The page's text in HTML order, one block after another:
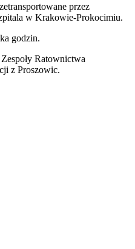
przez
w Krakowie-Prokocimiu.
godzin.
Ratownictwa
z Proszowic.